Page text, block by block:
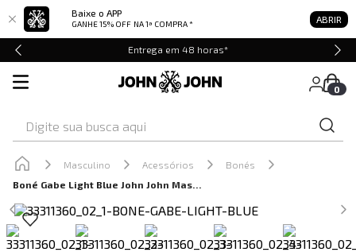
Baixe o APP
GANHE 15% OFF NA 1ª COMPRA * ABRIR
Entrega em 48 horas*
0
Masculino Acessórios
Bonés
Boné Gabe Light Blue John John Masculino